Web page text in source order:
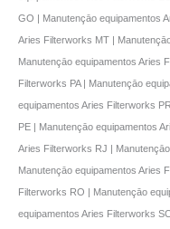
GO | Manutençāo equipamentos
Aries Filterworks MT |
Manutençāo equipamentos Aries
Filterworks PA | Manutençāo
equipamentos Aries Filterworks
PE | Manutençāo equipamentos
Aries Filterworks RJ |
Manutençāo equipamentos Aries
Filterworks RO | Manutençāo
equipamentos Aries Filterworks